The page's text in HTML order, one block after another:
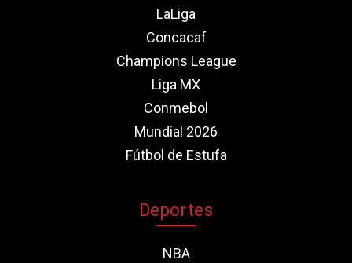
LaLiga
Concacaf
Champions League
Liga MX
Conmebol
Mundial 2026
Fútbol de Estufa
Deportes
NBA